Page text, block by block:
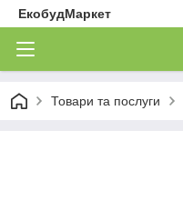
ЕкобудМаркет
Товари та послуги